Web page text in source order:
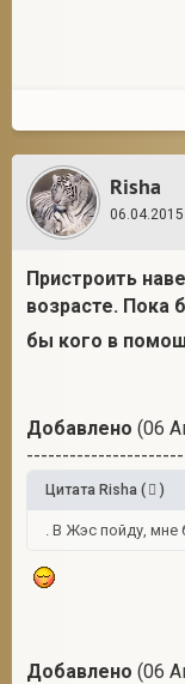
Risha
Пристроить
возрасте. Пока
бы кого в
Добавлено (06
Цитата Risha ( )
. В Жэс пойду, мне
Добавлено (06